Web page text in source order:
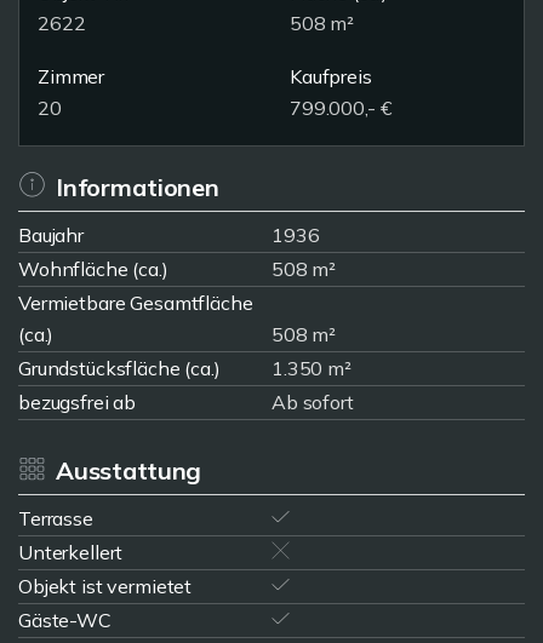
2622
508 m²
Zimmer
20
Kaufpreis
799.000,- €
Informationen
Baujahr
1936
Wohnfläche (ca.)
508 m²
Vermietbare Gesamtfläche
(ca.)
508 m²
Grundstücksfläche (ca.)
1.350 m²
bezugsfrei ab
Ab sofort
Ausstattung
Terrasse
Unterkellert
Objekt ist vermietet
Gäste-WC